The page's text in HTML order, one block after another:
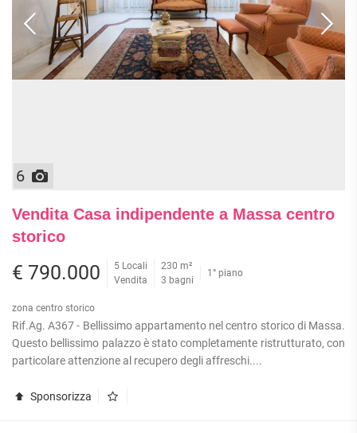
6
Vendita Casa indipendente a Massa centro
storico
€ 790.000
5 Locali
Vendita
230 m²
3 bagni
1° piano
zona centro storico
Rif.Ag. A367 - Bellissimo appartamento nel centro storico di Massa.
Questo bellissimo palazzo è stato completamente ristrutturato, con
particolare attenzione al recupero degli affreschi....
Sponsorizza